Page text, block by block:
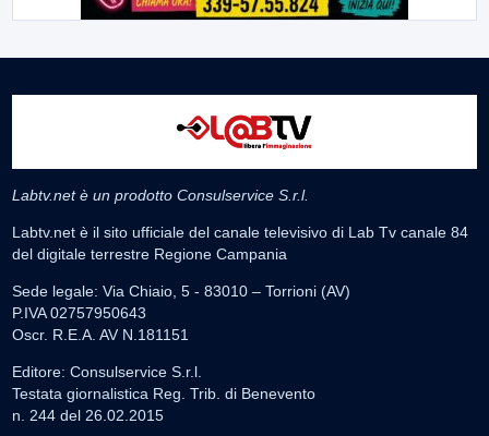
Labtv.net è un prodotto Consulservice S.r.l.
Labtv.net è il sito ufficiale del canale televisivo di Lab Tv canale 84
del digitale terrestre Regione Campania
Sede legale: Via Chiaio, 5 - 83010 – Torrioni (AV)
P.IVA 02757950643
Oscr. R.E.A. AV N.181151
Editore: Consulservice S.r.l.
Testata giornalistica Reg. Trib. di Benevento
n. 244 del 26.02.2015